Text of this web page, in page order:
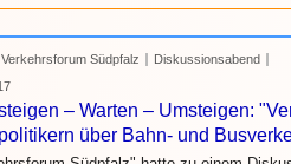
Südpfalz
Diskussionsabend
– Warten – Umsteigen:
über Bahn- und